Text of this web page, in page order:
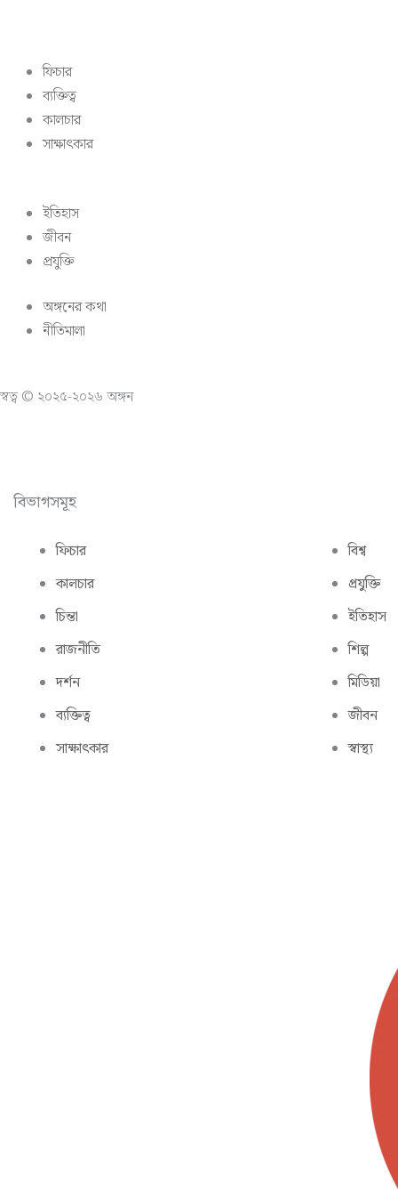
ফিচার
ব্যক্তিত্ব
কালচার
সাক্ষাৎকার
ইতিহাস
জীবন
প্রযুক্তি
অঙ্গনের কথা
নীতিমালা
স্বত্ব © ২০২৫-২০২৬ অঙ্গন
বিভাগসমূহ
ফিচার
কালচার
চিন্তা
রাজনীতি
দর্শন
ব্যক্তিত্ব
সাক্ষাৎকার
বিশ্ব
প্রযুক্তি
ইতিহাস
শিল্প
মিডিয়া
জীবন
স্বাস্থ্য